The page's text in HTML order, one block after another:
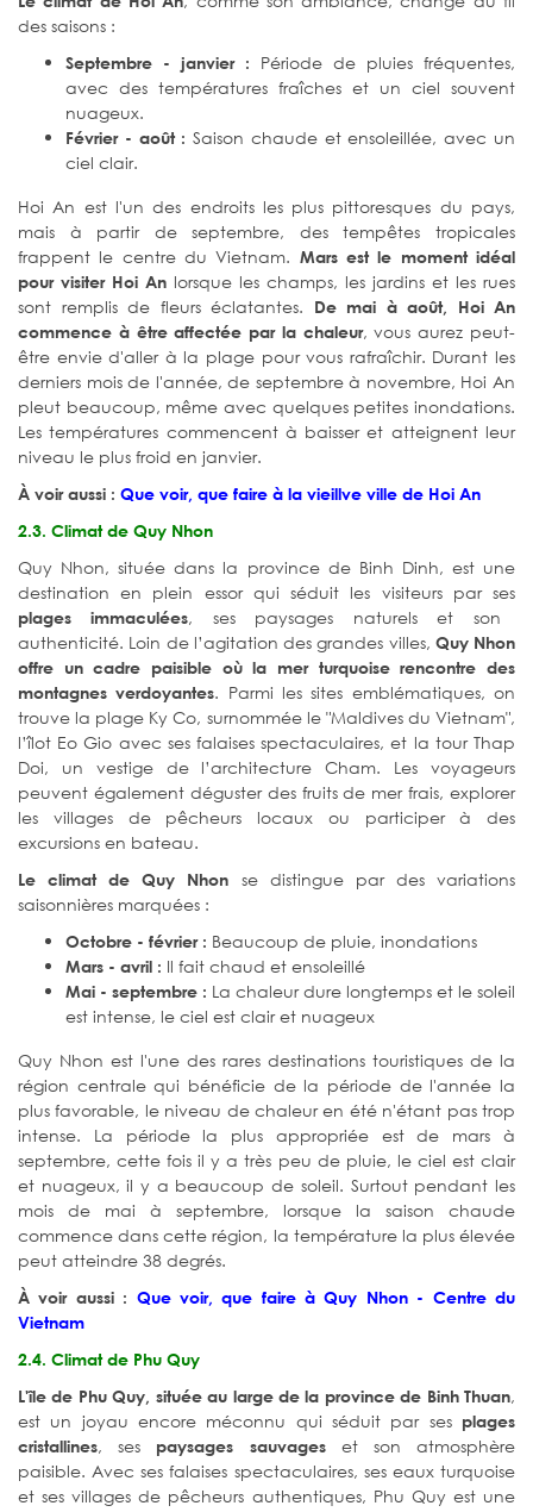
des saisons :
Septembre - janvier :
Période de pluies fréquentes,
avec des températures fraîches et un ciel souvent
nuageux.
Février - août :Saison chaude et ensoleillée, avec un
ciel clair.
Hoi An est l'un des endroits les plus pittoresques du pays,
mais à partir de septembre, des tempêtes tropicales
frappent le centre du Vietnam. Mars est le moment idéal
pour visiter Hoi An lorsque les champs, les jardins et les rues
sont remplis de fleurs éclatantes.
De mai à août, Hoi An
commence à être affectée par la chaleur, vous aurez peut-
être envie d'aller à la plage pour vous rafraîchir. Durant les
derniers mois de l'année, de septembre à novembre, Hoi An
pleut beaucoup, même avec quelques petites inondations.
Les températures commencent à baisser et atteignent leur
niveau le plus froid en janvier.
À voir aussi : Que voir, que faire à la vieillve ville de Hoi An
2.3. Climat de Quy Nhon
Quy Nhon, située dans la province de Binh Dinh, est une
destination en plein essor qui séduit les visiteurs par ses
plages immaculées, ses paysages naturels et son
authenticité. Loin de l’agitation des grandes villes, Quy Nhon
offre un cadre paisible où la mer turquoise rencontre des
montagnes verdoyantes. Parmi les sites emblématiques, on
trouve la plage Ky Co, surnommée le "Maldives du Vietnam",
l’îlot Eo Gio avec ses falaises spectaculaires, et la tour Thap
Doi, un vestige de l’architecture Cham. Les voyageurs
peuvent également déguster des fruits de mer frais, explorer
les villages de pêcheurs locaux ou participer à des
excursions en bateau.
Le climat de Quy Nhon se distingue par des variations
saisonnières marquées :
Octobre - février : Beaucoup de pluie, inondations
Mars - avril : Il fait chaud et ensoleillé
Mai - septembre : La chaleur dure longtemps et le soleil
est intense, le ciel est clair et nuageux
Quy Nhon est l'une des rares destinations touristiques de la
région centrale qui bénéficie de la période de l'année la
plus favorable, le niveau de chaleur en été n'étant pas trop
intense. La période la plus appropriée est de mars à
septembre, cette fois il y a très peu de pluie, le ciel est clair
et nuageux, il y a beaucoup de soleil. Surtout pendant les
mois de mai à septembre, lorsque la saison chaude
commence dans cette région, la température la plus élevée
peut atteindre 38 degrés.
À voir aussi : Que voir, que faire à Quy Nhon - Centre du
Vietnam
2.4. Climat de Phu Quy
L'île de Phu Quy, située au large de la province de Binh Thuan,
est un joyau encore méconnu qui séduit par ses plages
cristallines, ses paysages sauvageset son atmosphère
paisible. Avec ses falaises spectaculaires, ses eaux turquoise
et ses villages de pêcheurs authentiques, Phu Quy est une